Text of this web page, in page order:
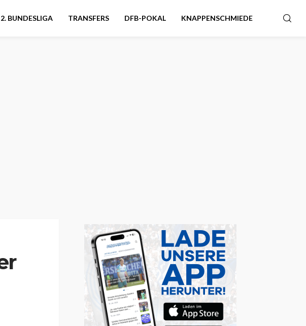
2. BUNDESLIGA TRANSFERS DFB-POKAL KNAPPENSCHMIEDE